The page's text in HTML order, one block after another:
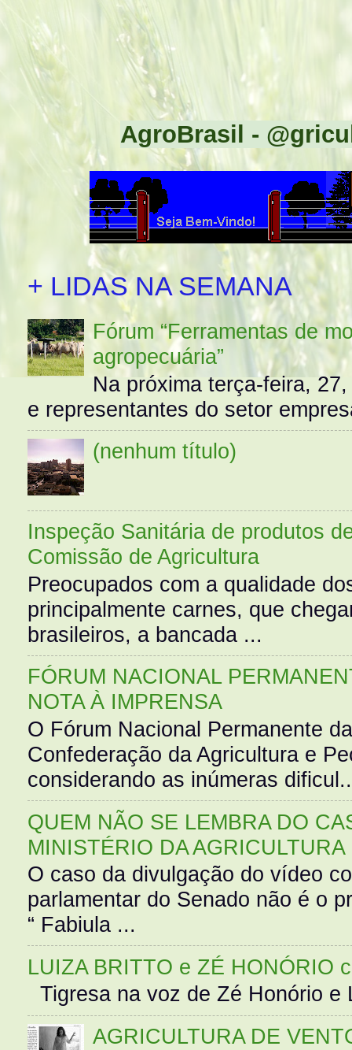
AgroBrasil -
+ LIDAS NA SEMANA
Fórum “Ferramentas de
agropecuária”
Na próxima terça-feira,
e representantes do setor
(nenhum título)
Inspeção Sanitária de produtos
Comissão de Agricultura
Preocupados com a qualidade
principalmente carnes, que
brasileiros, a bancada ...
FÓRUM NACIONAL
NOTA À IMPRENSA
O Fórum Nacional Permanente
Confederação da Agricultura e
considerando as inúmeras
QUEM NÃO SE LEMBRA DO
MINISTÉRIO DA AGRICULTURA
O caso da divulgação do vídeo
parlamentar do Senado não é o
“ Fabiula ...
LUIZA BRITTO e ZÉ HONÓRIO
Tigresa na voz de Zé Honório
AGRICULTURA DE